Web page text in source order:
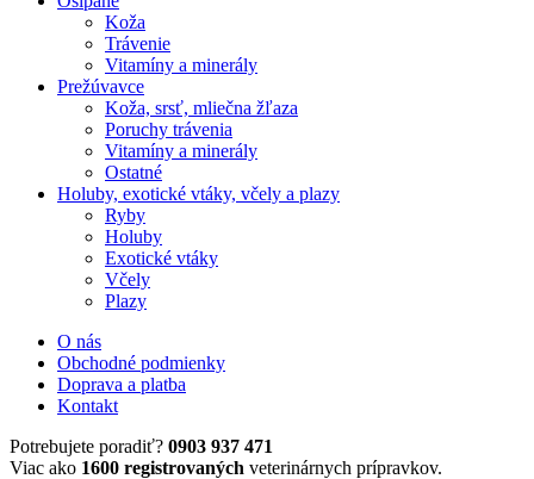
Koža
Trávenie
Vitamíny a minerály
Prežúvavce
Koža, srsť, mliečna žľaza
Poruchy trávenia
Vitamíny a minerály
Ostatné
Holuby, exotické vtáky, včely a plazy
Ryby
Holuby
Exotické vtáky
Včely
Plazy
O nás
Obchodné podmienky
Doprava a platba
Kontakt
Potrebujete poradiť? 0903 937 471
Viac ako 1600 registrovaných veterinárnych prípravkov.